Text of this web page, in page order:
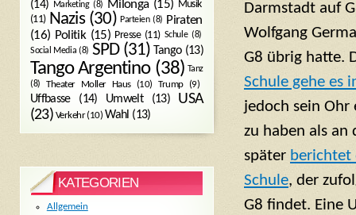
Darmstadt auf
Wolfgang
G8 übrig hatte.
Schule gehe es
jedoch sein Ohr
zu haben als an
später berichtet
Schule, der
G8 findet. Eine
(14) Marketing(8) Milonga(15) Musik
(11) Nazis(30) Parteien(8) Piraten
(16) Politik(15) Presse(11) Schule(8)
Social Media (8) SPD(31) Tango(13)
Tango Argentino(38) Tanz
(8)
Theater Moller Haus(10) Trump(9)
Uffbasse(14) Umwelt(13)
USA
(23) Verkehr(10) Wahl (13)
KATEGORIEN
Allgemein